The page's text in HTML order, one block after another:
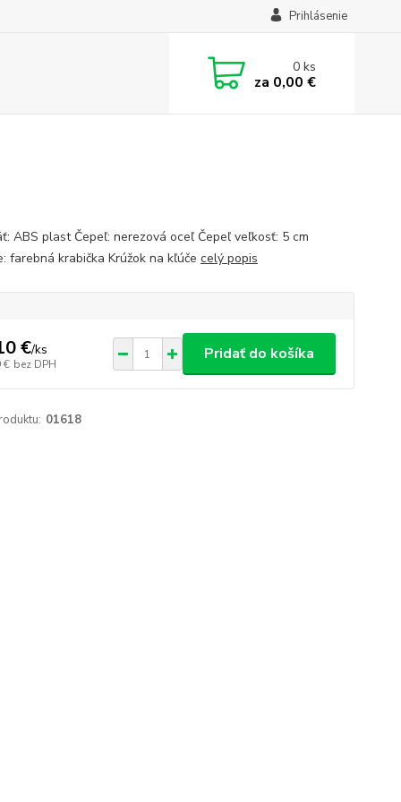
Prihlásenie
0ks
za 0,00 €
ABS plast Čepeľ: nerezová oceľ Čepeľ veľkosť: 5 cm
farebná krabička Krúžok na kľúče celý popis
€/ks
€ bez DPH
Pridať do košíka
01618